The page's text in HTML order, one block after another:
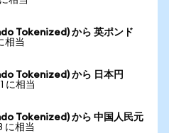
Tokenized) から 英ポンド
相当
Tokenized) から 日本円
に相当
Tokenized) から 中国人民元
に相当